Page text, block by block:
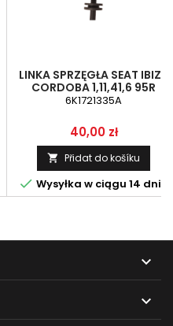
LINKA SPRZĘGŁA SEAT IBIZA
CORDOBA 1,11,41,6 95R
6K1721335A
Cena
40,00 zł
 Přidat do košíku
 Wysyłka w ciągu 14 dni

